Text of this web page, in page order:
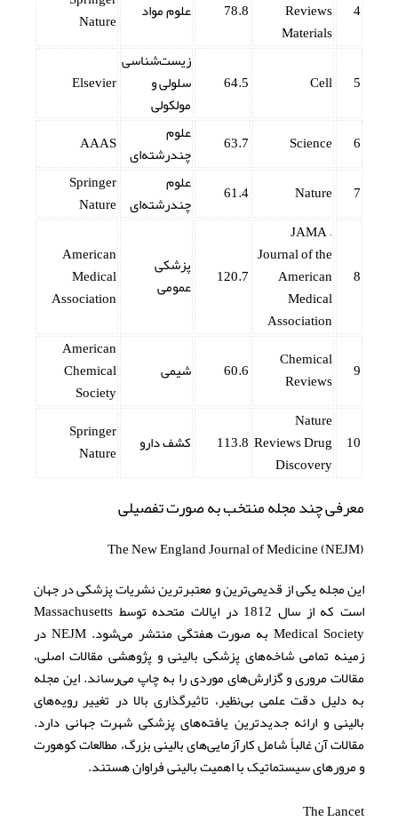
4
Reviews
Materials
78.8 علوم مواد
Nature
5
Cell
64.5
زیست‌شناسی
سلولی و
مولکولی
Elsevier
6
Science
63.7
علوم
چندرشته‌ای AAAS
7
Nature
61.4
علوم
چندرشته‌ای
Springer
Nature
8
JAMA –
Journal of the
American
Medical
Association
120.7
پزشکی
عمومی
American
Medical
Association
9
Chemical
Reviews
60.6 شیمی
American
Chemical
Society
10
Nature
Reviews Drug
Discovery
113.8 کشف دارو
Springer
Nature
معرفی چند مجله منتخب به صورت تفصیلی
The New England Journal of Medicine (NEJM)
این مجله یکی از قدیمی‌ترین و معتبرترین نشریات پزشکی در جهان
است که از سال 1812 در ایالات متحده توسط Massachusetts
Medical Society به صورت هفتگی منتشر می‌شود. NEJM در
زمینه تمامی شاخه‌های پزشکی بالینی و پژوهشی مقالات اصلی،
مقالات مروری و گزارش‌های موردی را به چاپ می‌رساند. این مجله
به دلیل دقت علمی بی‌نظیر، تاثیرگذاری بالا در تغییر رویه‌های
بالینی و ارائه جدیدترین یافته‌های پزشکی شهرت جهانی دارد.
مقالات آن غالباً شامل کارآزمایی‌های بالینی بزرگ، مطالعات کوهورت
و مرورهای سیستماتیک با اهمیت بالینی فراوان هستند.
The Lancet